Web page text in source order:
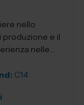
nello
produzione e il
nelle
C14